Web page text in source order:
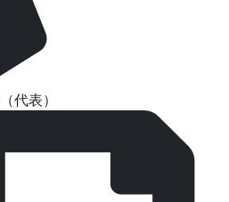
（代表）